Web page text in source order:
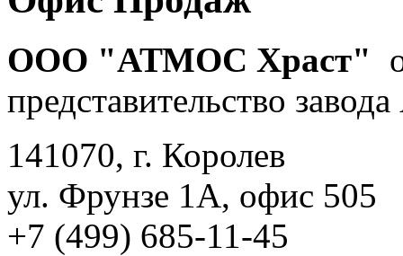
ООО "АТМОС Храст"
представительство
141070, г. Королев
ул. Фрунзе 1А, офис 505
+7 (499) 685-11-45